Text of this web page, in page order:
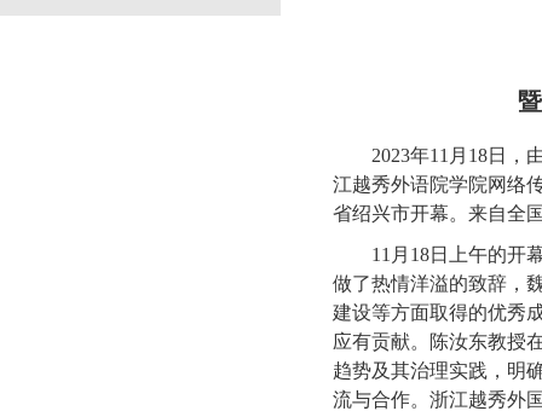
2023年11月18日，
江越秀外语院学院网络
省绍兴市开幕。来自全
11月18日上午的开
做了热情洋溢的致辞，
建设等方面取得的优秀
应有贡献。陈汝东教授
趋势及其治理实践，明
流与合作。浙江越秀外